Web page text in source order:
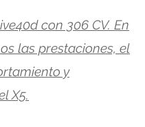
con 306 CV. En
las prestaciones, el
y
X5.